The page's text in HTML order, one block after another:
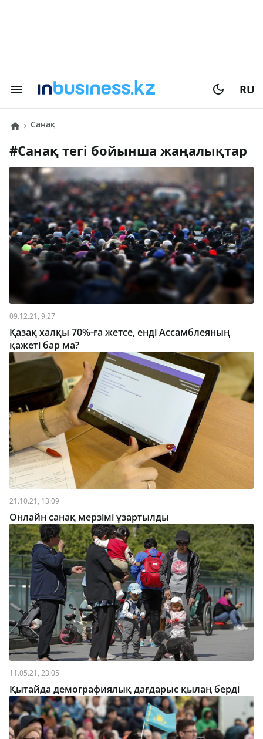
RU
санақ
# санақ тегі бойынша жаңалықтар
09.12.21, 9:27
Қазақ халқы 70%-ға жетсе, енді Ассамблеяның
қажеті бар ма?
21.10.21, 13:09
Онлайн санақ мерзімі ұзартылды
11.05.21, 23:05
Қытайда демографиялық дағдарыс қылаң берді